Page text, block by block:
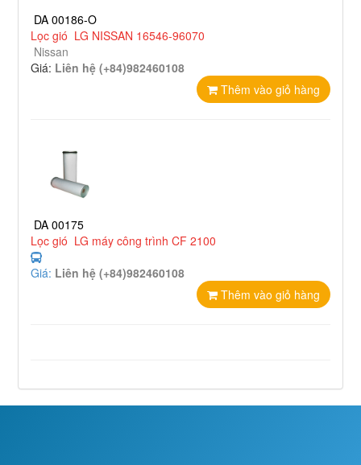
DA 00186-O
Lọc gió LG NISSAN 16546-96070
Nissan
Giá: Liên hệ (+84)982460108
Thêm vào giỏ hàng
DA 00175
Lọc gió LG máy công trình CF 2100
Giá: Liên hệ (+84)982460108
Thêm vào giỏ hàng